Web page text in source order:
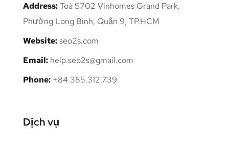
Address:Toà S702 Vinhomes Grand Park,
Phường Long Bình, Quận 9, TP.HCM
Website:seo2s.com
Email: help.seo2s@gmail.com
Phone: +84 385.312.739
Dịch vụ